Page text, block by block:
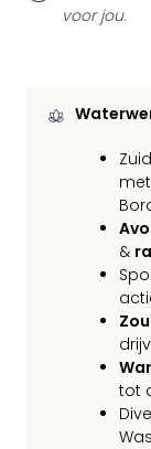
voor jou.
&
tot